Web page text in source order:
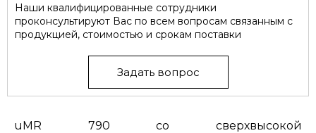
Наши квалифицированные сотрудники
проконсультируют Вас по всем вопросам связанным с
продукцией, стоимостью и срокам поставки
Задать вопрос
uMR 790 со сверхвысокой